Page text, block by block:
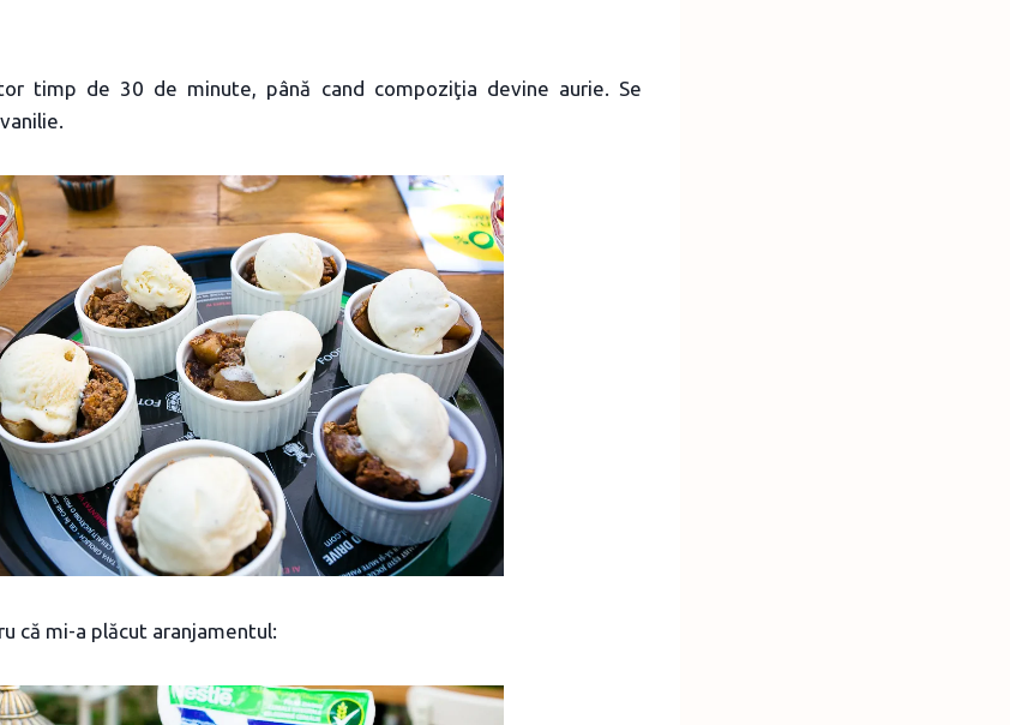
timp de 30 de minute, până cand compoziţia devine aurie. Se
că mi-a plăcut aranjamentul: